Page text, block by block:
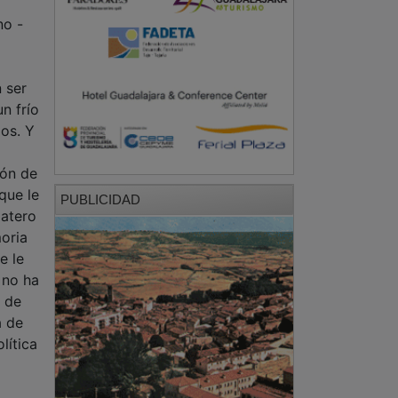
-
ser
frío
Y
de
le
le
ha
de
de
PUBLICIDAD